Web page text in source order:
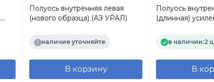
Полуось внутренняя левая
(нового образца) (АЗ УРАЛ)
наличие уточняйте
В корзину
Полуось
(длинная)
в наличии:2
В